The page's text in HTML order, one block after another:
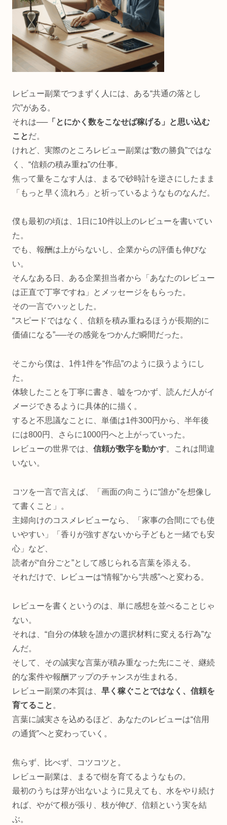
レビュー副業でつまずく人には、ある“共通の落とし
穴”がある。
それは──「とにかく数をこなせば稼げる」と思い込む
ことだ。
けれど、実際のところレビュー副業は“数の勝負”ではな
く、“信頼の積み重ね”の仕事。
焦って量をこなす人は、まるで砂時計を逆さにしたまま
「もっと早く流れろ」と祈っているようなものなんだ。
僕も最初の頃は、1日に10件以上のレビューを書いてい
た。
でも、報酬は上がらないし、企業からの評価も伸びな
い。
そんなある日、ある企業担当者から「あなたのレビュー
は正直で丁寧ですね」とメッセージをもらった。
その一言でハッとした。
“スピードではなく、信頼を積み重ねるほうが長期的に
価値になる”──その感覚をつかんだ瞬間だった。
そこから僕は、1件1件を“作品”のように扱うようにし
た。
体験したことを丁寧に書き、嘘をつかず、読んだ人がイ
メージできるように具体的に描く。
すると不思議なことに、単価は1件300円から、半年後
には800円、さらに1000円へと上がっていった。
レビューの世界では、 信頼が数字を動かす。これは間違
いない。
コツを一言で言えば、「画面の向こうに“誰か”を想像し
て書くこと」。
主婦向けのコスメレビューなら、「家事の合間にでも使
いやすい」「香りが強すぎないから子どもと一緒でも安
心」など、
読者が“自分ごと”として感じられる言葉を添える。
それだけで、レビューは“情報”から“共感”へと変わる。
レビューを書くというのは、単に感想を並べることじゃ
ない。
それは、“自分の体験を誰かの選択材料に変える行為”な
んだ。
そして、その誠実な言葉が積み重なった先にこそ、継続
的な案件や報酬アップのチャンスが生まれる。
レビュー副業の本質は、 早く稼ぐことではなく、信頼を
育てること 。
言葉に誠実さを込めるほど、あなたのレビューは“信用
の通貨”へと変わっていく。
焦らず、比べず、コツコツと。
レビュー副業は、まるで樹を育てるようなもの。
最初のうちは芽が出ないように見えても、水をやり続け
れば、やがて根が張り、枝が伸び、信頼という実を結
ぶ。